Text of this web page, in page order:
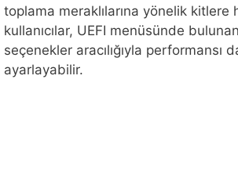
toplama meraklılarına yönelik kitlere
kullanıcılar, UEFI menüsünde
seçenekler aracılığıyla performansı
ayarlayabilir.